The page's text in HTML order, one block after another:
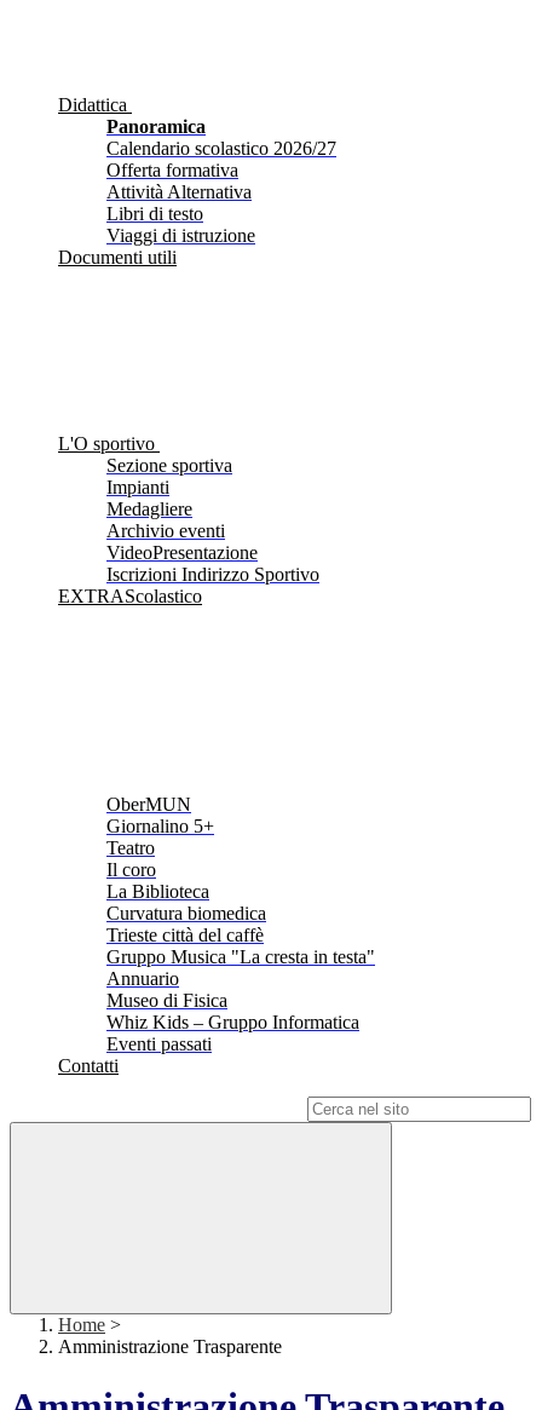
Didattica
Panoramica
Calendario scolastico 2026/27
Offerta formativa
Attività Alternativa
Libri di testo
Viaggi di istruzione
Documenti utili
L'O sportivo
Sezione sportiva
Impianti
Medagliere
Archivio eventi
VideoPresentazione
Iscrizioni Indirizzo Sportivo
EXTRAScolastico
OberMUN
Giornalino 5+
Teatro
Il coro
La Biblioteca
Curvatura biomedica
Trieste città del caffè
Gruppo Musica "La cresta in testa"
Annuario
Museo di Fisica
Whiz Kids – Gruppo Informatica
Eventi passati
Contatti
Home >
Amministrazione Trasparente